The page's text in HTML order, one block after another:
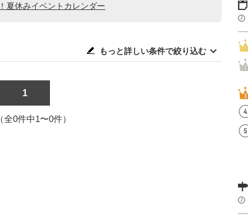
夏休みイベントカレンダー
もっと詳しい条件で絞り込む
1
全0件中1〜0件）